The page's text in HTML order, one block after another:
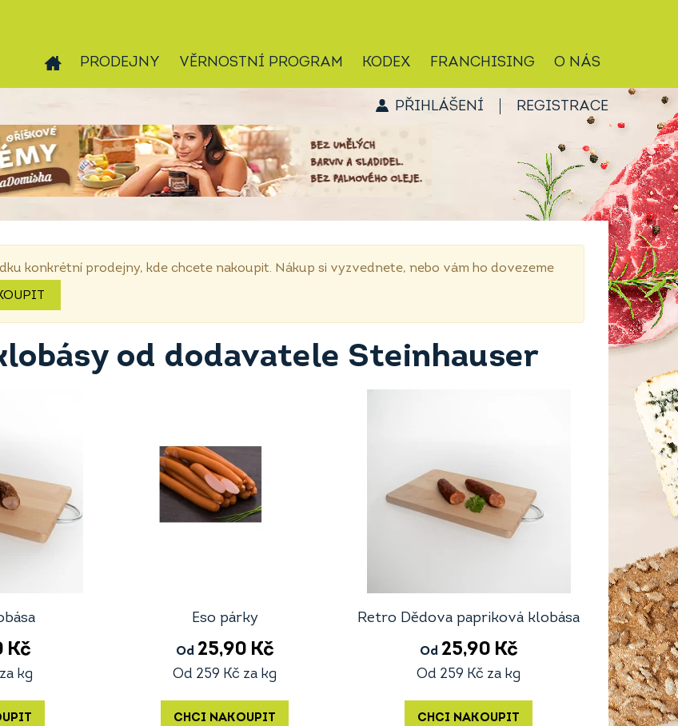
PRODEJNY VĚRNOSTNÍ PROGRAM KODEX FRANCHISING O NÁS
PŘIHLÁŠENÍ REGISTRACE
konkrétní prodejny, kde chcete nakoupit. Nákup si vyzvednete, nebo vám ho dovezeme
od dodavatele Steinhauser
Kč
za kg
Eso párky
Od 25,90 Kč
Od 259 Kč za kg
CHCI NAKOUPIT
Retro Dědova papriková klobása
Od 25,90 Kč
Od 259 Kč za kg
CHCI NAKOUPIT